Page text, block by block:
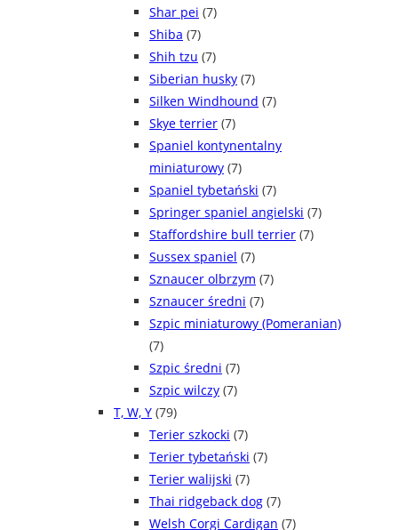
Shar pei (7)
Shiba (7)
Shih tzu (7)
Siberian husky (7)
Silken Windhound (7)
Skye terrier (7)
Spaniel kontynentalny
miniaturowy (7)
Spaniel tybetański (7)
Springer spaniel angielski (7)
Staffordshire bull terrier (7)
Sussex spaniel (7)
Sznaucer olbrzym (7)
Sznaucer średni (7)
Szpic miniaturowy (Pomeranian)
(7)
Szpic średni (7)
Szpic wilczy (7)
T, W, Y (79)
Terier szkocki (7)
Terier tybetański (7)
Terier walijski (7)
Thai ridgeback dog (7)
Welsh Corgi Cardigan (7)